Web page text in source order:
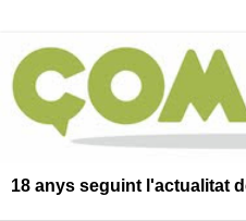
18 anys seguint l'actualitat